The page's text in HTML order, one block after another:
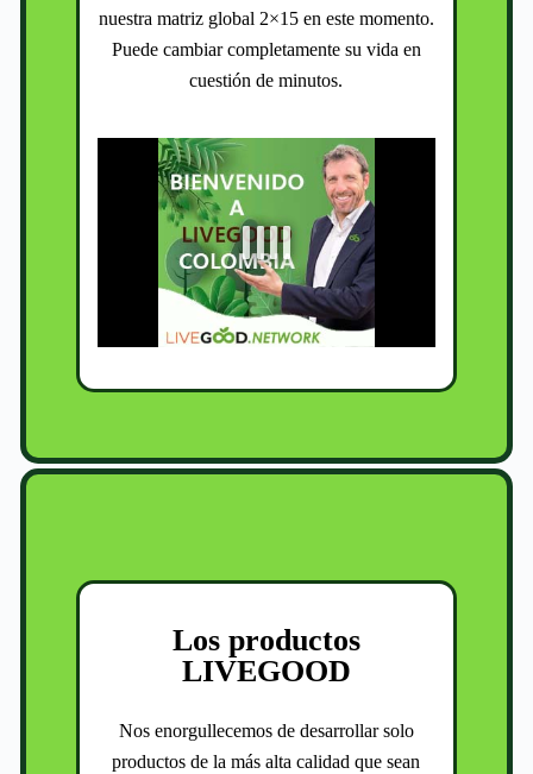
nuestra matriz global 2×15 en este momento.
Puede cambiar completamente su vida en
cuestión de minutos.
Los productos
LIVEGOOD
Nos enorgullecemos de desarrollar solo
productos de la más alta calidad que sean